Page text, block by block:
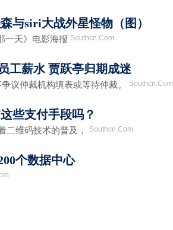
与siri大战外星怪物（图）
天》电影海报 Southcn.Com
工薪水 贾跃亭归期成迷
仲裁机构填表或等待仲裁。 Southcn.Com
些支付手段吗？
码技术的普及， Southcn.Com
个数据中心